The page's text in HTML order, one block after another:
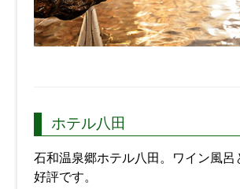
ホテル八田
石和温泉郷ホテル八田。ワイン風呂
好評です。